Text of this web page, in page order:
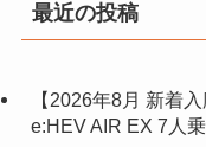
最近の投稿
【2026年8月 新着
e:HEV AIR EX 7人乗